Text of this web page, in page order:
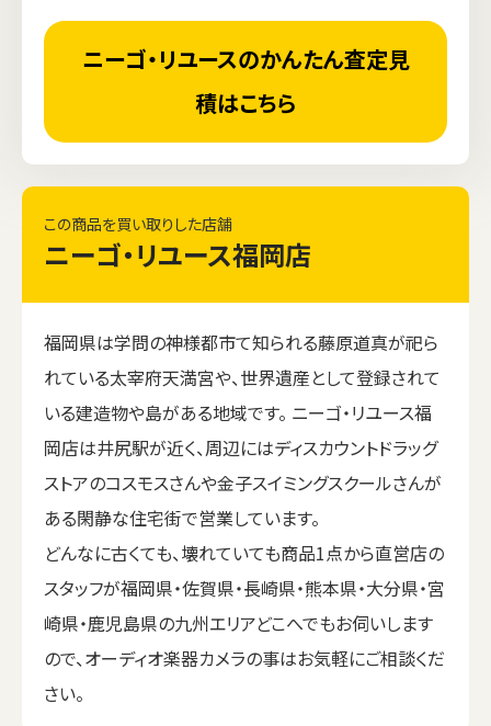
ニーゴ・リユースのかんたん査定見
積はこちら
この商品を買い取りした店舗
ニーゴ・リユース福岡店
福岡県は学問の神様都市て知られる藤原道真が祀ら
れている太宰府天満宮や、世界遺産として登録されて
いる建造物や島がある地域です。 ニーゴ・リユース福
岡店は井尻駅が近く、周辺にはディスカウントドラッグ
ストアのコスモスさんや金子スイミングスクールさんが
ある閑静な住宅街で営業しています。
どんなに古くても、壊れていても商品1点から直営店の
スタッフが福岡県・佐賀県・長崎県・熊本県・大分県・宮
崎県・鹿児島県の九州エリアどこへでもお伺いします
ので、オーディオ楽器カメラの事はお気軽にご相談くだ
さい。